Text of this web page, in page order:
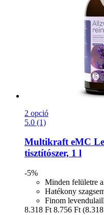
2 opció
5.0 (1)
MultikrafteMC
tisztítószer, 1 l
-5%
Minden felületre
Hatékony
Finom
8.318 Ft 8.756 Ft